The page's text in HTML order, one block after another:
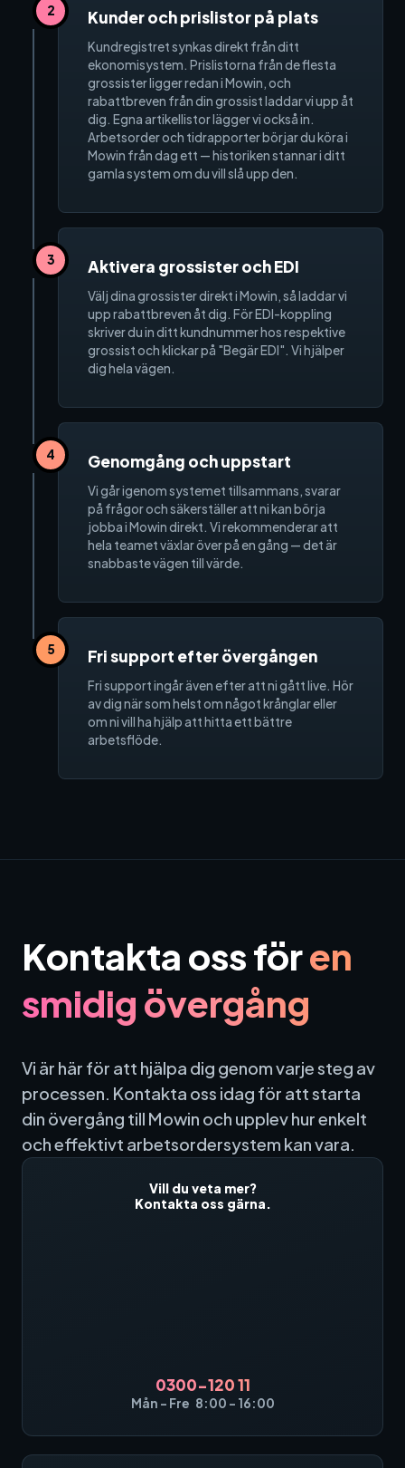
Kalender
Grossister
Dokument
Signatur
Kontakt och support
Telefon: 0300-120 11
Mån - Fre 8:00 - 16:00
E-post:info@mowin.se
Kundservice
Ladda ner vår app
App Store
Kunder och prislistor på plats
Kundregistret synkas direkt från ditt
ekonomisystem. Prislistorna från de flesta
grossister ligger redan i Mowin, och
rabattbreven från din grossist laddar vi upp åt
dig. Egna artikellistor lägger vi också in.
Arbetsorder och tidrapporter börjar du köra i
Mowin från dag ett — historiken stannar i ditt
gamla system om du vill slå upp den.
2
Aktivera grossister och EDI
Välj dina grossister direkt i Mowin, så laddar vi
upp rabattbreven åt dig. För EDI-koppling
skriver du in ditt kundnummer hos respektive
grossist och klickar på "Begär EDI". Vi hjälper
dig hela vägen.
3
Genomgång och uppstart
Vi går igenom systemet tillsammans, svarar
på frågor och säkerställer att ni kan börja
jobba i Mowin direkt. Vi rekommenderar att
hela teamet växlar över på en gång — det är
snabbaste vägen till värde.
4
Fri support efter övergången
Fri support ingår även efter att ni gått live. Hör
av dig när som helst om något krånglar eller
om ni vill ha hjälp att hitta ett bättre
arbetsflöde.
5
Kontakta oss fören
smidig övergång
Vi är här för att hjälpa dig genom varje steg av
processen. Kontakta oss idag för att starta
din övergång till Mowin och upplev hur enkelt
och effektivt arbetsordersystem kan vara.
Vill du veta mer?
Kontakta oss gärna.
0300-120 11
Mån - Fre 8:00 - 16:00